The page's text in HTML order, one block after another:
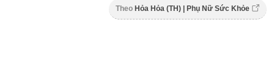
Theo Hỏa Hỏa (TH) | Phụ Nữ Sức Khỏe